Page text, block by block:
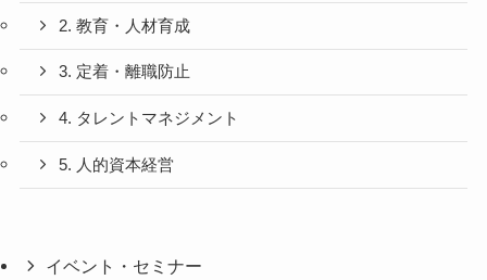
2. 教育・人材育成
3. 定着・離職防止
4. タレントマネジメント
5. 人的資本経営
イベント・セミナー